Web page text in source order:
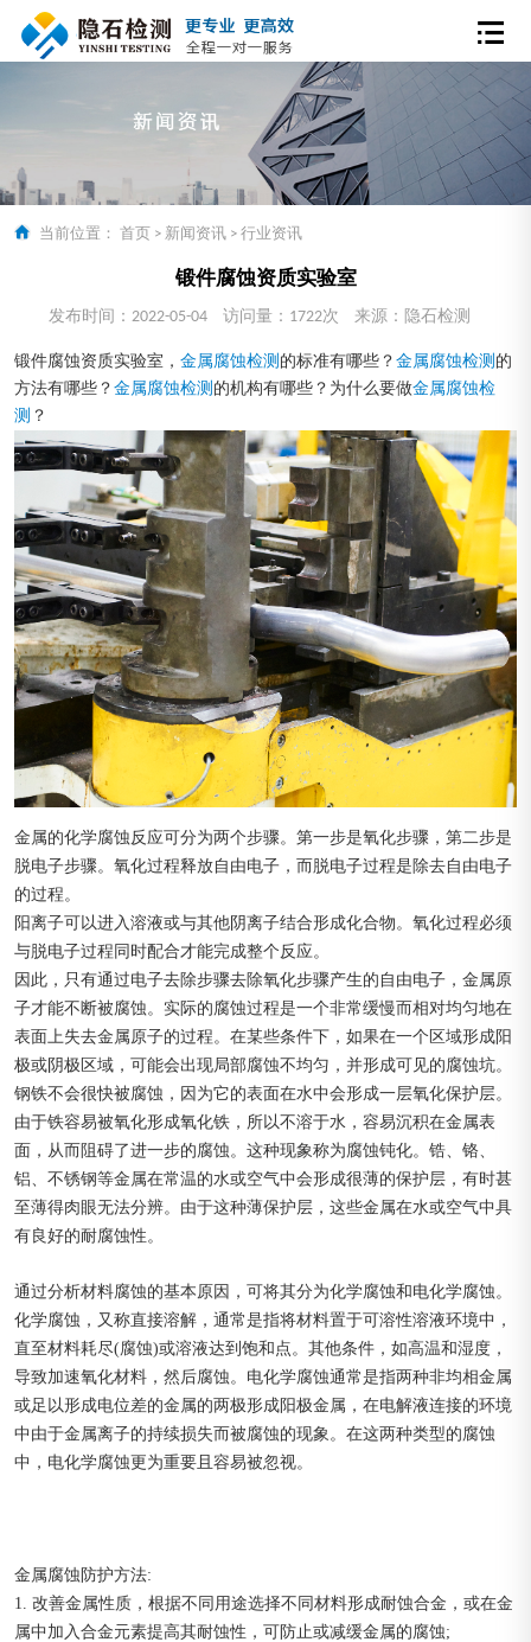
当前位置： 首页 > 新闻资讯 > 行业资讯
锻件腐蚀资质实验室
发布时间：2022-05-04 访问量：1722次 来源：隐石检测
锻件腐蚀资质实验室， 金属腐蚀检测 的标准有哪些？ 金属腐蚀检测 的
方法有哪些？ 金属腐蚀检测 的机构有哪些？为什么要做金属腐蚀检
测 ？
金属的化学腐蚀反应可分为两个步骤。第一步是氧化步骤，第二步是
脱电子步骤。氧化过程释放自由电子，而脱电子过程是除去自由电子
的过程。
阳离子可以进入溶液或与其他阴离子结合形成化合物。氧化过程必须
与脱电子过程同时配合才能完成整个反应。
因此，只有通过电子去除步骤去除氧化步骤产生的自由电子，金属原
子才能不断被腐蚀。实际的腐蚀过程是一个非常缓慢而相对均匀地在
表面上失去金属原子的过程。在某些条件下，如果在一个区域形成阳
极或阴极区域，可能会出现局部腐蚀不均匀，并形成可见的腐蚀坑。
钢铁不会很快被腐蚀，因为它的表面在水中会形成一层氧化保护层。
由于铁容易被氧化形成氧化铁，所以不溶于水，容易沉积在金属表
面，从而阻碍了进一步的腐蚀。这种现象称为腐蚀钝化。锆、铬、
铝、不锈钢等金属在常温的水或空气中会形成很薄的保护层，有时甚
至薄得肉眼无法分辨。由于这种薄保护层，这些金属在水或空气中具
有良好的耐腐蚀性。
通过分析材料腐蚀的基本原因，可将其分为化学腐蚀和电化学腐蚀。
化学腐蚀，又称直接溶解，通常是指将材料置于可溶性溶液环境中，
直至材料耗尽(腐蚀)或溶液达到饱和点。其他条件，如高温和湿度，
导致加速氧化材料，然后腐蚀。电化学腐蚀通常是指两种非均相金属
或足以形成电位差的金属的两极形成阳极金属，在电解液连接的环境
中由于金属离子的持续损失而被腐蚀的现象。在这两种类型的腐蚀
中，电化学腐蚀更为重要且容易被忽视。
金属腐蚀防护方法:
1. 改善金属性质，根据不同用途选择不同材料形成耐蚀合金，或在金
属中加入合金元素提高其耐蚀性，可防止或减缓金属的腐蚀;